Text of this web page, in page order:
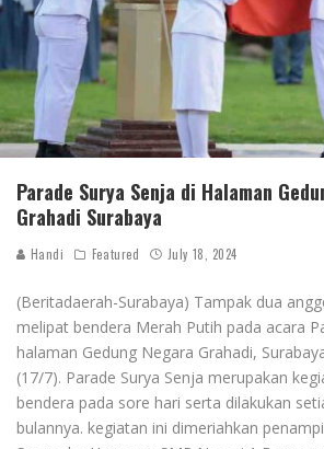
Parade Surya Senja di Halaman
Grahadi Surabaya
Handi Featured July 18, 2024
(Beritadaerah-Surabaya) Tampak dua
melipat bendera Merah Putih pada acara
halaman Gedung Negara Grahadi,
(17/7). Parade Surya Senja merupakan
bendera pada sore hari serta dilakukan
bulannya. kegiatan ini dimeriahkan